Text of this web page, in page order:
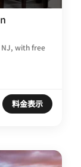
with free
料金表示